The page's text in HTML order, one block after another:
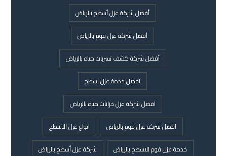
أفضل شركة عزل أسطح بالرياض
أفضل شركة عزل فوم بالرياض
أفضل شركة كشف تسربات مياه بالرياض
افضل خدمة عزل اسطح
افضل شركة عزل خزانات مياه بالرياض
افضل شركة عزل فوم بالرياض
انواع عزل الاسطح
خدمة عزل فوم للاسطح بالرياض
شركة عزل أسطح بالرياض